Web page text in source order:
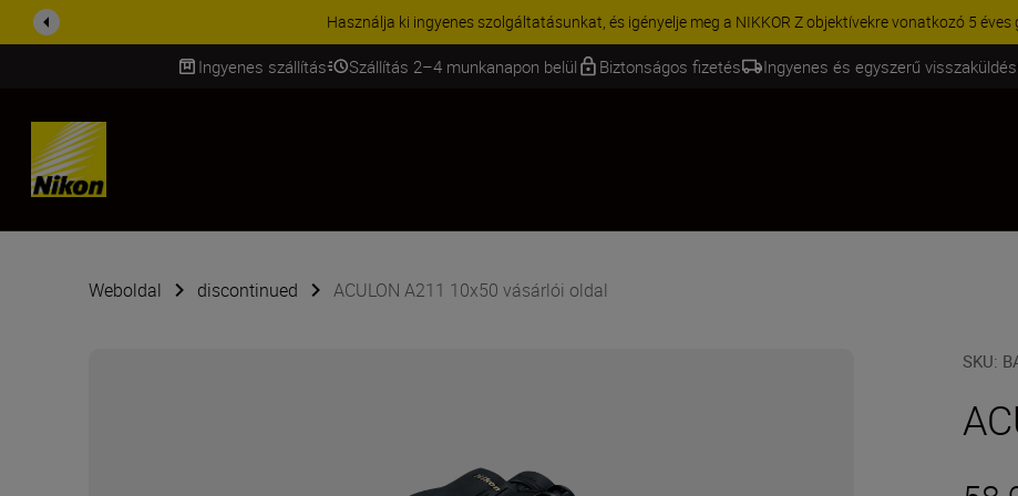
KIEGÉSZÍTŐKRE VONATKOZÓ AKCIÓ | 15% kedvezmény kiválasztott kiegészítőkre – egészítse ki még
Ingyenes szállítás Szállítás 2–4 munkanapon belül Biztonságos fizetés Ingyenes és egyszerű visszaküldés
SKIP
Weboldal discontinued ACULON A211 10x50 vásárlói oldal
SKU: